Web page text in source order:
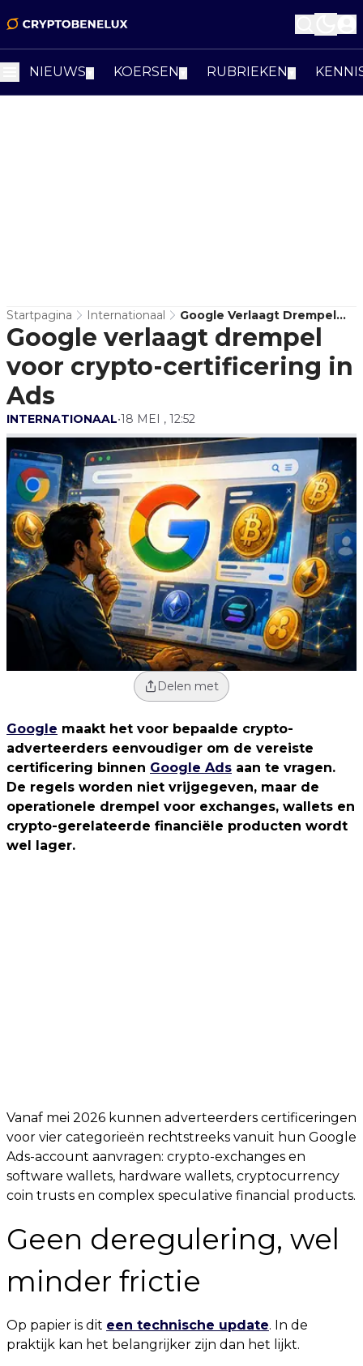
NIEUWS KOERSEN RUBRIEKEN
Startpagina Internationaal
Google Verlaagt Drempel
Voor Crypto-Certificering In
Ads
Google verlaagt drempel
voor crypto-certificering in
Ads
INTERNATIONAAL•18 MEI , 12:52
Delen met
Google maakt het voor bepaalde crypto-
adverteerders eenvoudiger om de vereiste
certificering binnen Google Ads aan te vragen.
De regels worden niet vrijgegeven, maar de
operationele drempel voor exchanges, wallets en
crypto-gerelateerde financiële producten wordt
wel lager.
Vanaf mei 2026 kunnen adverteerders certificeringen
voor vier categorieën rechtstreeks vanuit hun Google
Ads-account aanvragen: crypto-exchanges en
software wallets, hardware wallets, cryptocurrency
coin trusts en complex speculative financial products.
Geen deregulering, wel
minder frictie
Op papier is dit een technische update. In de
praktijk kan het belangrijker zijn dan het lijkt.